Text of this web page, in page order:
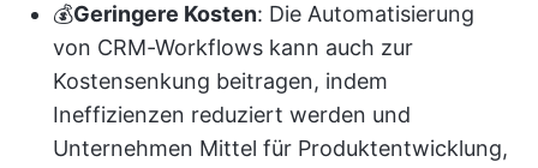
💰Geringere Kosten: Die Automatisierung
von CRM-Workflows kann auch zur
Kostensenkung beitragen, indem
Ineffizienzen reduziert werden und
Unternehmen Mittel für Produktentwicklung,